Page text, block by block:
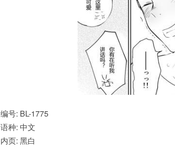
编号: BL-1775
语种: 中文
内页: 黑白